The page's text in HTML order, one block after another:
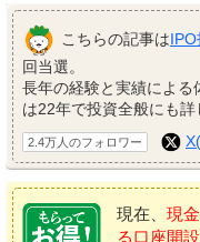
こちらの記事は
回当選。
長年の経験と実績による
は22年で投資全般にも詳
2.4万人のフォロワー
現在、 現
る口座開